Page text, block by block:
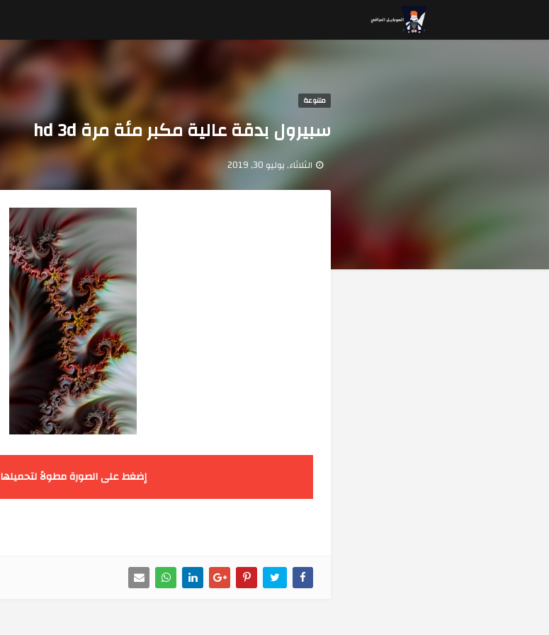
متنوعة
سبيرول بدقة عالية مكبر مئة مرة hd 3d
الثلاثاء, يوليو 30, 2019
إضغط على الصورة مطولاً لتحميلها